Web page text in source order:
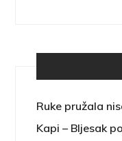
Ruke pružala
Kapi – Bljesak